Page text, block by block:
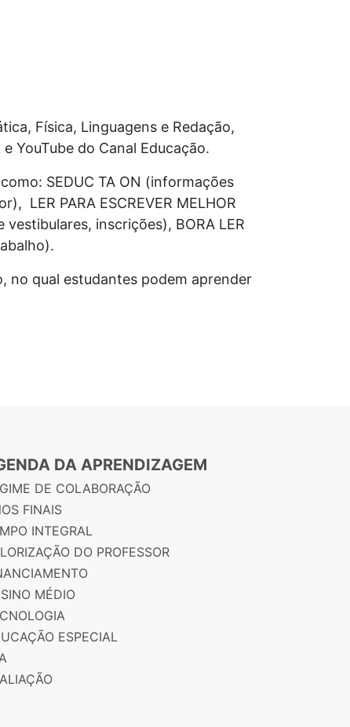
Física, Linguagens e Redação,
YouTube do Canal Educação.
SEDUC TA ON (informações
LER PARA ESCREVER MELHOR
inscrições), BORA LER
no qual estudantes podem aprender
DA APRENDIZAGEM
DE COLABORAÇÃO
FINAIS
INTEGRAL
DO PROFESSOR
MÉDIO
ESPECIAL